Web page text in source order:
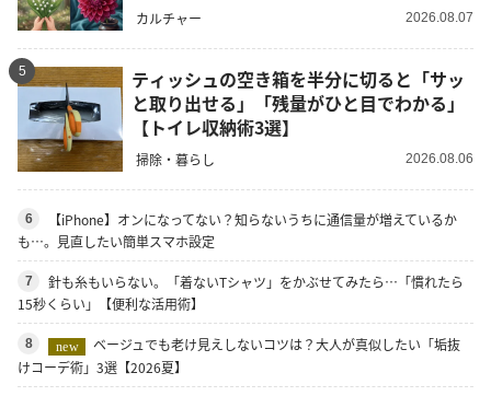
カルチャー 2026.08.07
5
ティッシュの空き箱を半分に切ると「サッ
と取り出せる」「残量がひと目でわかる」
【トイレ収納術3選】
掃除・暮らし 2026.08.06
6
【iPhone】オンになってない？知らないうちに通信量が増えているか
も…。見直したい簡単スマホ設定
7
針も糸もいらない。「着ないTシャツ」をかぶせてみたら…「慣れたら
15秒くらい」【便利な活用術】
8 new
ベージュでも老け見えしないコツは？大人が真似したい「垢抜
けコーデ術」3選【2026夏】